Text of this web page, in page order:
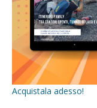
Acquistala adesso!